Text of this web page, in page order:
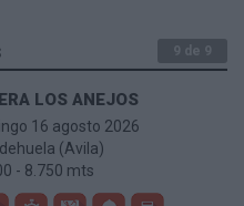
9 de 9
LOS ANEJOS
16 agosto 2026
(Avila)
- 8.750 mts